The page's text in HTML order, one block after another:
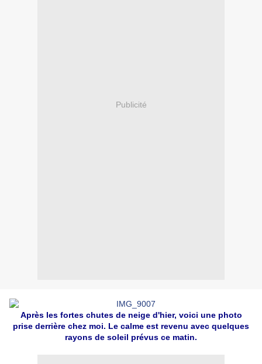
Publicité
Après les fortes chutes de neige d'hier, voici une photo
prise derrière chez moi. Le calme est revenu avec quelques
rayons de soleil prévus ce matin.